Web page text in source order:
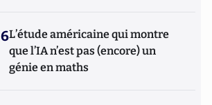
6L’étude américaine qui montre
que l’IA n’est pas (encore) un
génie en maths